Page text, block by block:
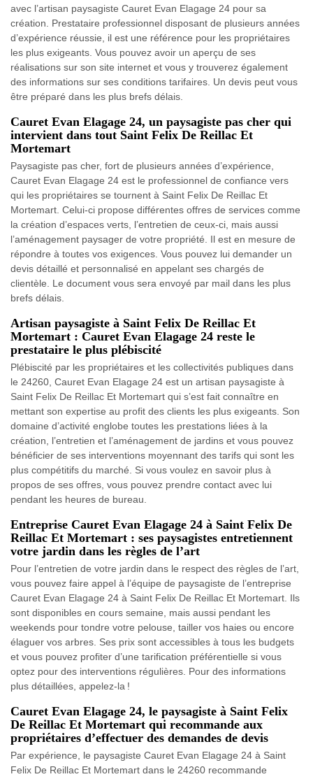
avec l’artisan paysagiste Cauret Evan Elagage 24 pour sa
création. Prestataire professionnel disposant de plusieurs années
d’expérience réussie, il est une référence pour les propriétaires
les plus exigeants. Vous pouvez avoir un aperçu de ses
réalisations sur son site internet et vous y trouverez également
des informations sur ses conditions tarifaires. Un devis peut vous
être préparé dans les plus brefs délais.
Cauret Evan Elagage 24, un paysagiste pas cher qui
intervient dans tout Saint Felix De Reillac Et
Mortemart
Paysagiste pas cher, fort de plusieurs années d’expérience,
Cauret Evan Elagage 24 est le professionnel de confiance vers
qui les propriétaires se tournent à Saint Felix De Reillac Et
Mortemart. Celui-ci propose différentes offres de services comme
la création d’espaces verts, l’entretien de ceux-ci, mais aussi
l’aménagement paysager de votre propriété. Il est en mesure de
répondre à toutes vos exigences. Vous pouvez lui demander un
devis détaillé et personnalisé en appelant ses chargés de
clientèle. Le document vous sera envoyé par mail dans les plus
brefs délais.
Artisan paysagiste à Saint Felix De Reillac Et
Mortemart : Cauret Evan Elagage 24 reste le
prestataire le plus plébiscité
Plébiscité par les propriétaires et les collectivités publiques dans
le 24260, Cauret Evan Elagage 24 est un artisan paysagiste à
Saint Felix De Reillac Et Mortemart qui s’est fait connaître en
mettant son expertise au profit des clients les plus exigeants. Son
domaine d’activité englobe toutes les prestations liées à la
création, l’entretien et l’aménagement de jardins et vous pouvez
bénéficier de ses interventions moyennant des tarifs qui sont les
plus compétitifs du marché. Si vous voulez en savoir plus à
propos de ses offres, vous pouvez prendre contact avec lui
pendant les heures de bureau.
Entreprise Cauret Evan Elagage 24 à Saint Felix De
Reillac Et Mortemart : ses paysagistes entretiennent
votre jardin dans les règles de l’art
Pour l’entretien de votre jardin dans le respect des règles de l’art,
vous pouvez faire appel à l’équipe de paysagiste de l’entreprise
Cauret Evan Elagage 24 à Saint Felix De Reillac Et Mortemart. Ils
sont disponibles en cours semaine, mais aussi pendant les
weekends pour tondre votre pelouse, tailler vos haies ou encore
élaguer vos arbres. Ses prix sont accessibles à tous les budgets
et vous pouvez profiter d’une tarification préférentielle si vous
optez pour des interventions régulières. Pour des informations
plus détaillées, appelez-la !
Cauret Evan Elagage 24, le paysagiste à Saint Felix
De Reillac Et Mortemart qui recommande aux
propriétaires d’effectuer des demandes de devis
Par expérience, le paysagiste Cauret Evan Elagage 24 à Saint
Felix De Reillac Et Mortemart dans le 24260 recommande